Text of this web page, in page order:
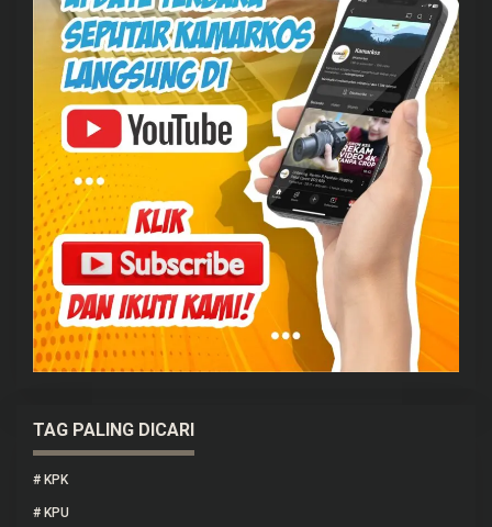
TAG PALING DICARI
# KPK
# KPU